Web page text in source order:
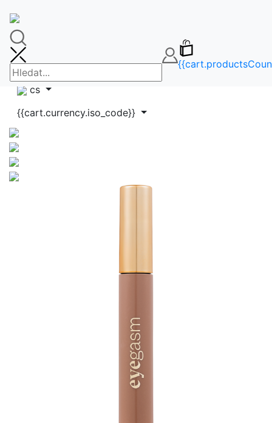
FAQ
info@makeupbag.sk
Kontakt
Instagram
cs
{{cart.currency.iso_code}}